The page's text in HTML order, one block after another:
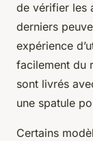
de vérifier les
derniers
expérience
facilement du
sont livrés
une spatule
Certains